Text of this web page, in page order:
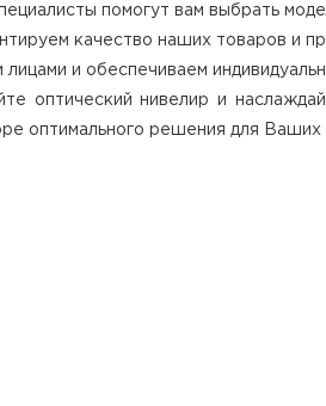
помогут вам выбрать
качество наших товаров и
и обеспечиваем
оптический нивелир и
оптимального решения для Ваших